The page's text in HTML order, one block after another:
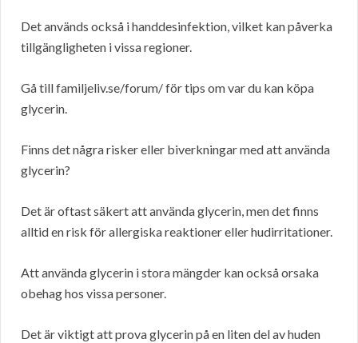
Det används också i handdesinfektion, vilket kan påverka
tillgängligheten i vissa regioner.
Gå till familjeliv.se/forum/ för tips om var du kan köpa
glycerin.
Finns det några risker eller biverkningar med att använda
glycerin?
Det är oftast säkert att använda glycerin, men det finns
alltid en risk för allergiska reaktioner eller hudirritationer.
Att använda glycerin i stora mängder kan också orsaka
obehag hos vissa personer.
Det är viktigt att prova glycerin på en liten del av huden